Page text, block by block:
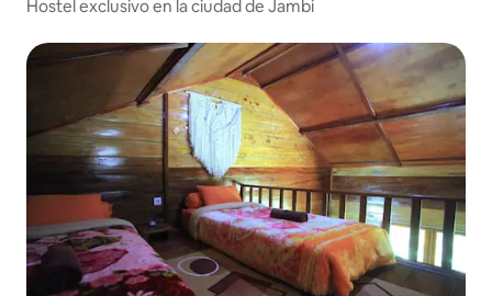
Hostel exclusivo en la ciudad de Jambi